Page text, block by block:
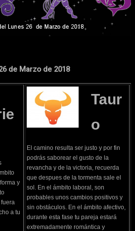
WhatsApp
de Marzo de 2018
y
a tu
Taur
o
El camino resulta ser justo y por fin
podrás saborear el gusto de la
revancha y de la victoria, recuerda
que despues de la tormenta sale el
sol. En el ámbito laboral, son
probables unos cambios positivos y
sin obstáculos. En el ámbito afectivo,
durante esta fase tu pareja estará
extremadamente romántica y